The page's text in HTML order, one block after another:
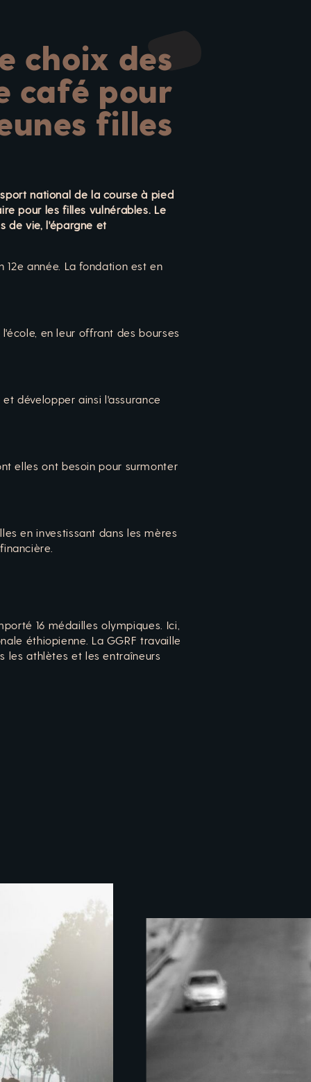
choix des
café pour
filles
national de la course à pied
pour les filles vulnérables. Le
de vie, l'épargne et
12e année. La fondation est en
en leur offrant des bourses
développer ainsi l'assurance
elles ont besoin pour surmonter
en investissant dans les mères
16 médailles olympiques. Ici,
éthiopienne. La GGRF travaille
les athlètes et les entraîneurs